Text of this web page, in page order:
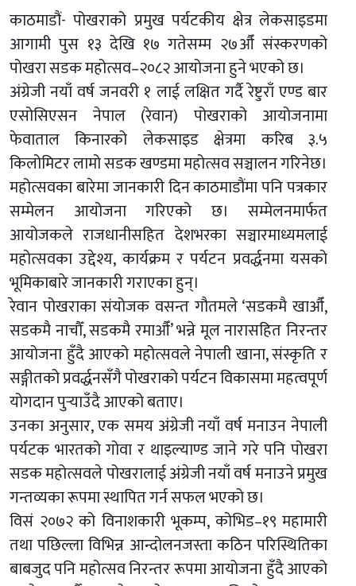
काठमाडौं- पोखराको प्रमुख पर्यटकीय क्षेत्र लेकसाइडमा
आगामी पुस १३ देखि १७ गतेसम्म २७औँ संस्करणको
पोखरा सडक महोत्सव–२०८२ आयोजना हुने भएको छ।
अंग्रेजी नयाँ वर्ष जनवरी १ लाई लक्षित गर्दै रेष्टुराँ एण्ड बार
एसोसिएसन नेपाल (रेवान) पोखराको आयोजनामा
फेवाताल किनारको लेकसाइड क्षेत्रमा करिब ३.५
किलोमिटर लामो सडक खण्डमा महोत्सव सञ्चालन गरिनेछ।
महोत्सवका बारेमा जानकारी दिन काठमाडौंमा पनि पत्रकार
सम्मेलन आयोजना गरिएको छ। सम्मेलनमार्फत
आयोजकले राजधानीसहित देशभरका सञ्चारमाध्यमलाई
महोत्सवका उद्देश्य, कार्यक्रम र पर्यटन प्रवर्द्धनमा यसको
भूमिकाबारे जानकारी गराएका हुन्।
रेवान पोखराका संयोजक वसन्त गौतमले ‘सडकमै खाऔँ,
सडकमै नाचौँ, सडकमै रमाऔँ’ भन्ने मूल नारासहित निरन्तर
आयोजना हुँदै आएको महोत्सवले नेपाली खाना, संस्कृति र
सङ्गीतको प्रवर्द्धनसँगै पोखराको पर्यटन विकासमा महत्वपूर्ण
योगदान पुर्‍याउँदै आएको बताए।
उनका अनुसार, एक समय अंग्रेजी नयाँ वर्ष मनाउन नेपाली
पर्यटक भारतको गोवा र थाइल्याण्ड जाने गरे पनि पोखरा
सडक महोत्सवले पोखरालाई अंग्रेजी नयाँ वर्ष मनाउने प्रमुख
गन्तव्यका रूपमा स्थापित गर्न सफल भएको छ।
विसं २०७२ को विनाशकारी भूकम्प, कोभिड–१९ महामारी
तथा पछिल्ला विभिन्न आन्दोलनजस्ता कठिन परिस्थितिका
बाबजुद पनि महोत्सव निरन्तर रूपमा आयोजना हुँदै आएको